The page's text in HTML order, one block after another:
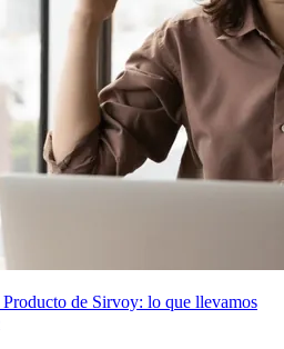
Producto de Sirvoy: lo que llevamos